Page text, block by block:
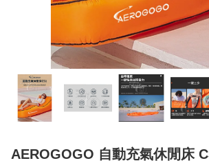
AEROGOGO 自動充氣休閒床